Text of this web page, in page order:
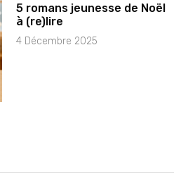
5 romans jeunesse de Noël
à (re)lire
4 Décembre 2025